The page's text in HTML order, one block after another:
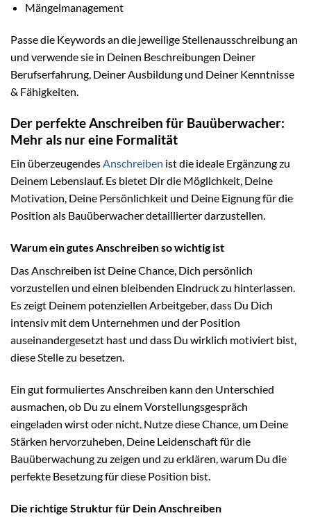
Mängelmanagement
Passe die Keywords an die jeweilige Stellenausschreibung an
und verwende sie in Deinen Beschreibungen Deiner
Berufserfahrung, Deiner Ausbildung und Deiner Kenntnisse
& Fähigkeiten.
Der perfekte Anschreiben für Bauüberwacher:
Mehr als nur eine Formalität
Ein überzeugendesAnschreiben ist die ideale Ergänzung zu
Deinem Lebenslauf. Es bietet Dir die Möglichkeit, Deine
Motivation, Deine Persönlichkeit und Deine Eignung für die
Position als Bauüberwacher detaillierter darzustellen.
Warum ein gutes Anschreiben so wichtig ist
Das Anschreiben ist Deine Chance, Dich persönlich
vorzustellen und einen bleibenden Eindruck zu hinterlassen.
Es zeigt Deinem potenziellen Arbeitgeber, dass Du Dich
intensiv mit dem Unternehmen und der Position
auseinandergesetzt hast und dass Du wirklich motiviert bist,
diese Stelle zu besetzen.
Ein gut formuliertes Anschreiben kann den Unterschied
ausmachen, ob Du zu einem Vorstellungsgespräch
eingeladen wirst oder nicht. Nutze diese Chance, um Deine
Stärken hervorzuheben, Deine Leidenschaft für die
Bauüberwachung zu zeigen und zu erklären, warum Du die
perfekte Besetzung für diese Position bist.
Die richtige Struktur für Dein Anschreiben